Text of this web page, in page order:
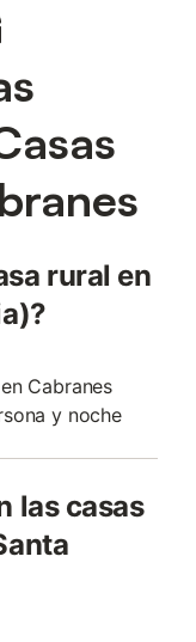
rural en
Cabranes
y noche
las casas